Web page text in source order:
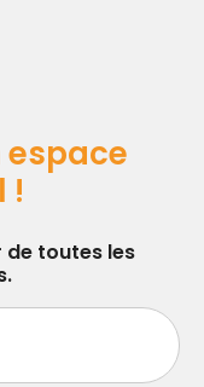
espace
!
toutes les